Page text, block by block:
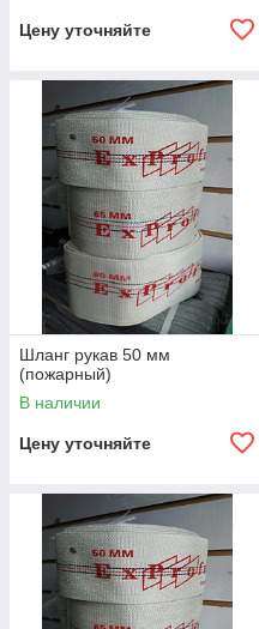
Цену уточняйте
Шланг рукав 50 мм
(пожарный)
В наличии
Цену уточняйте